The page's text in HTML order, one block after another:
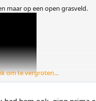
maar op een open grasveld.
om te vergroten...